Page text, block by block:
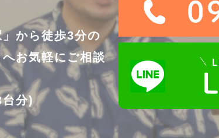
から徒歩3分の
へお気軽にご相談
分)